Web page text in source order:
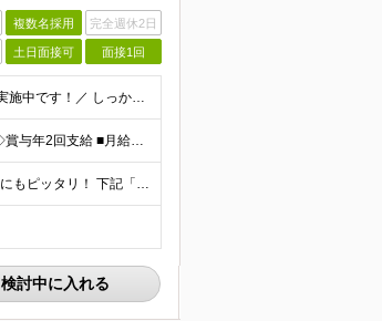
複数名採用 完全週休2日
土日面接可 面接1回
★未経験・フリーター歓迎 ★正社員デビューOK ★学歴不問 ＼人柄採用を実施中です！／ しっかりと研修できる体制が整っているので、 スキルや経歴は重視していません。 だけど、誰でもいいわけじゃあり
◇平均月収29万6,400円(各種手当含む) ◇住宅手当⇒最大家賃の半額支給 ◇賞与年2回支給 ■月給22万5,000円以上＋地域手当＋時間外手当＋住宅手当＋家族手当 ※経験やスキルに応じて給与を
★U・Iターン歓迎 ★勤務地は希望を最大限考慮 ★自宅の近くで働きたい方にもピッタリ！ 下記「急募エリア」の家電量販店内、「PCコーナー」にて勤務いただきます。 ▼▼▼急募エリア▼▼▼ ……………
検討中に入れる